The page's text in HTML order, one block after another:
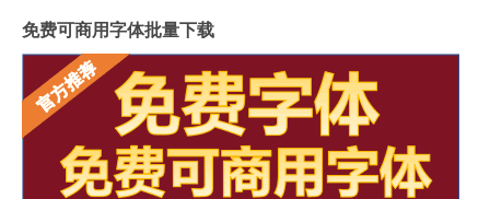
免费可商用字体批量下载